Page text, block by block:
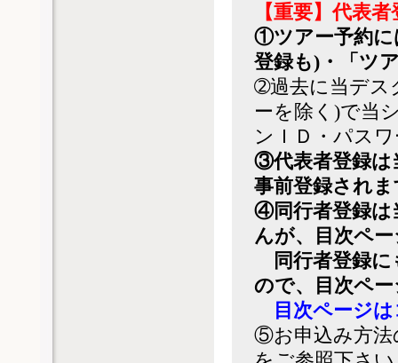
【重要】代表
①ツアー予約に
登録も)・「ツ
➁過去に当デス
ーを除く)で当
ンＩＤ・パス
③代表者登録は
事前登録され
④同行者登録は
んが、目次ペ
同行者登録に
ので、目次ペ
目次ページ
⑤お申込み方法